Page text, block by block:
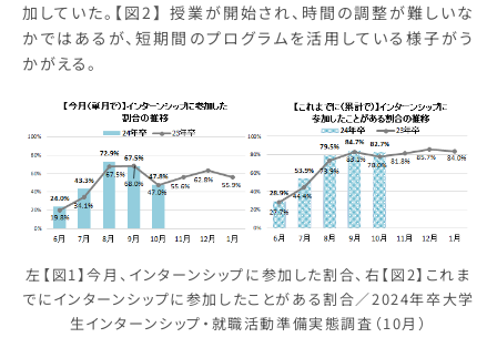
加していた。【図2】 授業が開始され、時間の調整が難しいな
かではあるが、短期間のプログラムを活用している様子がう
かがえる。
左【図1】今月、インターンシップに参加した割合、右【図2】これま
でにインターンシップに参加したことがある割合／2024年卒大学
生インターンシップ・就職活動準備実態調査（10月）